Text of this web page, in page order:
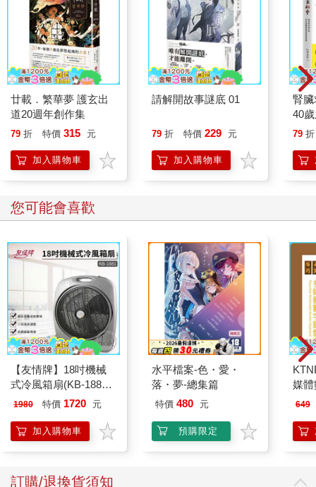
廿載．繁華夢 護玄出
道20週年創作集
79 折 特價 315 元
加入購物車
請解開故事謎底 01
79 折 特價 229 元
加入購物車
腎
40
就
79 折
您可能也需要
韓濟生的無創針灸新技
術，經皮穴位電刺激療
法：疼痛控制×睡眠管
分泌調節，以無創電刺
激延伸傳統針灸，涵蓋
79 折 特價 296 元
加入購物車
正常的迷思：理解壓力
與創傷如何形塑身心，
鬆動情緒困境與疾病的
79 折 特價 593
加入購物車
勞
實
79 折
您可能會喜歡